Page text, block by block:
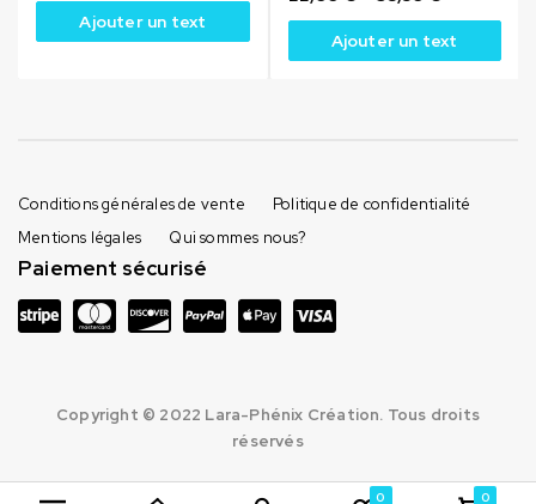
Ajouter un text
Ajouter un text
Conditions générales de vente
Politique de confidentialité
Mentions légales
Qui sommes nous?
Paiement sécurisé
Copyright © 2022 Lara-Phénix Création. Tous droits
réservés
0 0